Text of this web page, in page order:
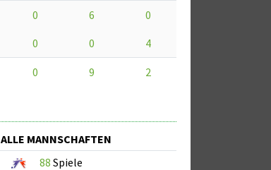
0 6
0
0 0 4
0 9 2
ALLE MANNSCHAFTEN
88 Spiele